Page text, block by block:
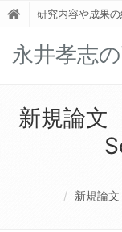
研究内容や成果
永井孝志
新規論文
新規論